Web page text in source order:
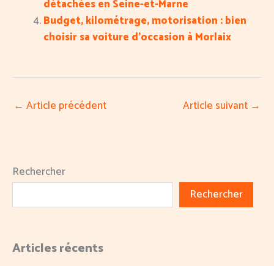
détachées en Seine-et-Marne
Budget, kilométrage, motorisation : bien
choisir sa voiture d’occasion à Morlaix
← Article précédent Article suivant →
Rechercher
Rechercher
Articles récents